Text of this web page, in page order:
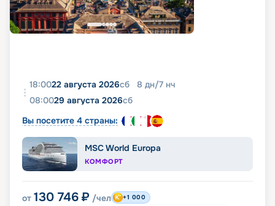
18:0022 августа 2026сб 8 дн/7 нч
08:0029 августа 2026сб
Вы посетите 4 страны:
MSC World Europa
КОМФОРТ
от 130 746 ₽ /чел +1 000